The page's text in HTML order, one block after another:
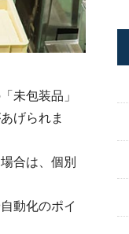
未包装品」
げられま
合は、個別
動化のポイ